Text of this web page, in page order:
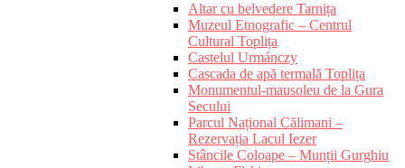
Altar cu belvedere Tarnița
Muzeul Etnografic – Centrul
Cultural Toplița
Castelul Urmánczy
Cascada de apă termală Toplița
Monumentul-mausoleu de la Gura
Secului
Parcul Național Călimani –
Rezervația Lacul Iezer
Stâncile Coloape – Munții Gurghiu